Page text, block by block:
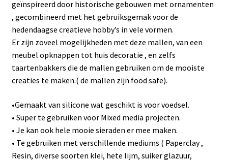
geïnspireerd door historische gebouwen met ornamenten
, gecombineerd met het gebruiksgemak voor de
hedendaagse creatieve hobby’s in vele vormen.
Er zijn zoveel mogelijkheden met deze mallen, van een
meubel opknappen tot huis decoratie , en zelfs
taartenbakkers die de mallen gebruiken om de mooiste
creaties te maken.( de mallen zijn food safe).
•Gemaakt van silicone wat geschikt is voor voedsel.
• Super te gebruiken voor Mixed media projecten.
• Je kan ook hele mooie sieraden er mee maken.
• Te gebruiken met verschillende mediums ( Paperclay ,
Resin, diverse soorten klei, hete lijm, suiker glazuur,